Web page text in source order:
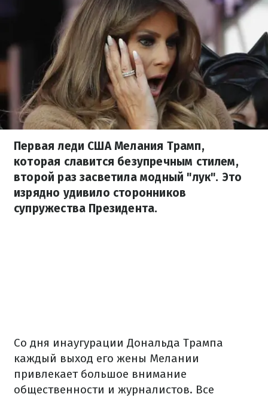
Первая леди США Мелания Трамп,
которая славится безупречным стилем,
второй раз засветила модный "лук". Это
изрядно удивило сторонников
супружества Президента.
Со дня инаугурации Дональда Трампа
каждый выход его жены Мелании
привлекает большое внимание
общественности и журналистов. Все